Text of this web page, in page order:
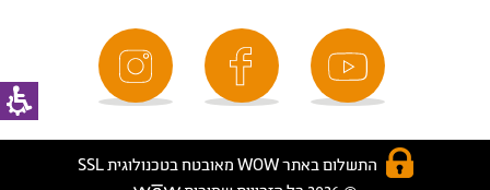
התשלום באתר WOW מאובטח בטכנולוגית SSL